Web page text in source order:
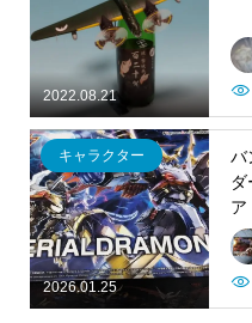
2022.08.21
2026.01.25
キャラクター
バ
ア